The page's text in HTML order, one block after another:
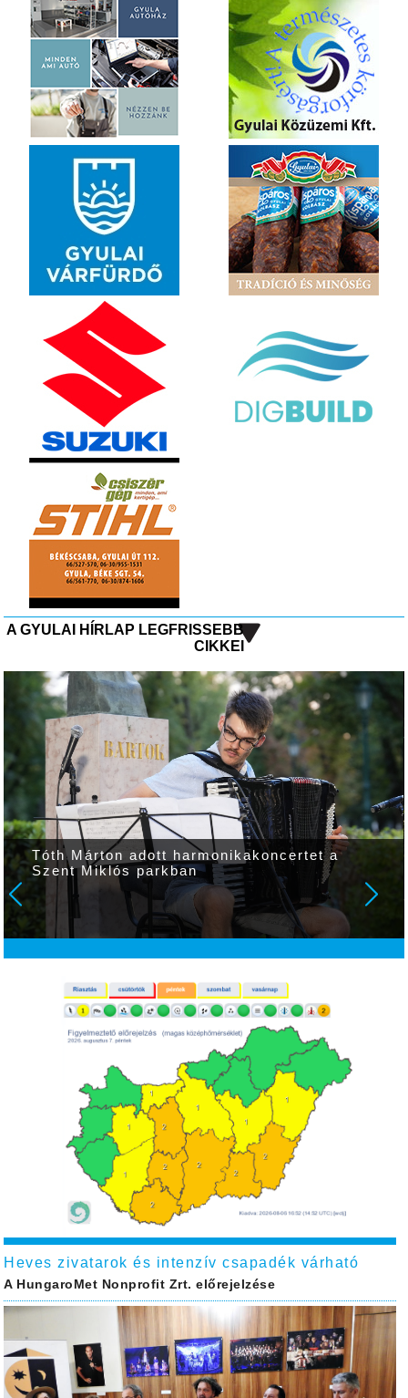
A GYULAI HÍRLAP LEGFRISSEBB
CIKKEI
Tóth Márton adott harmonikakoncertet a
Szent Miklós parkban
Heves zivatarok és intenzív csapadék várható
A HungaroMet Nonprofit Zrt. előrejelzése